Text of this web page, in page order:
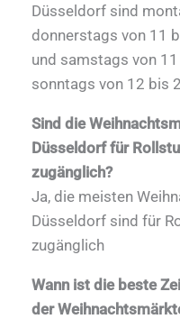
Düsseldorf sind
donnerstags von 11
und samstags von
sonntags von 12 bis
Sind die
Düsseldorf für
zugänglich?
Ja, die meisten
Düsseldorf sind für
zugänglich
Wann ist die beste
der